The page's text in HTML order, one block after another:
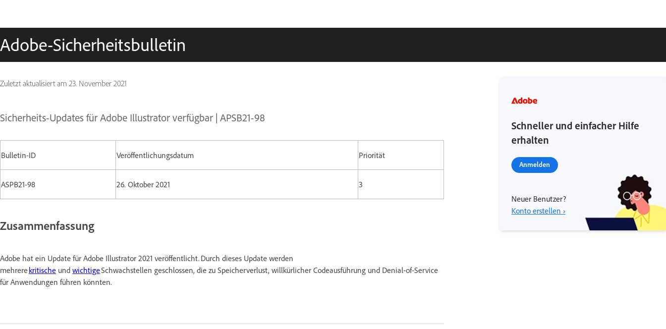
Adobe-Sicherheitsbulletin
Zuletzt aktualisiert am 23. November 2021
Sicherheits-Updates für Adobe Illustrator verfügbar | APSB21-98
Bulletin-ID Veröffentlichungsdatum Priorität
ASPB21-98 26. Oktober 2021 3
Zusammenfassung
Adobe hat ein Update für Adobe Illustrator 2021 veröffentlicht. Durch dieses Update werden
mehrerekritische und wichtigeSchwachstellen geschlossen, die zu Speicherverlust, willkürlicher Codeausführung und Denial-of-Service
für Anwendungen führen könnten.
Schneller und einfacher Hilfe
erhalten
Anmelden
Neuer Benutzer?
Konto erstellen ›